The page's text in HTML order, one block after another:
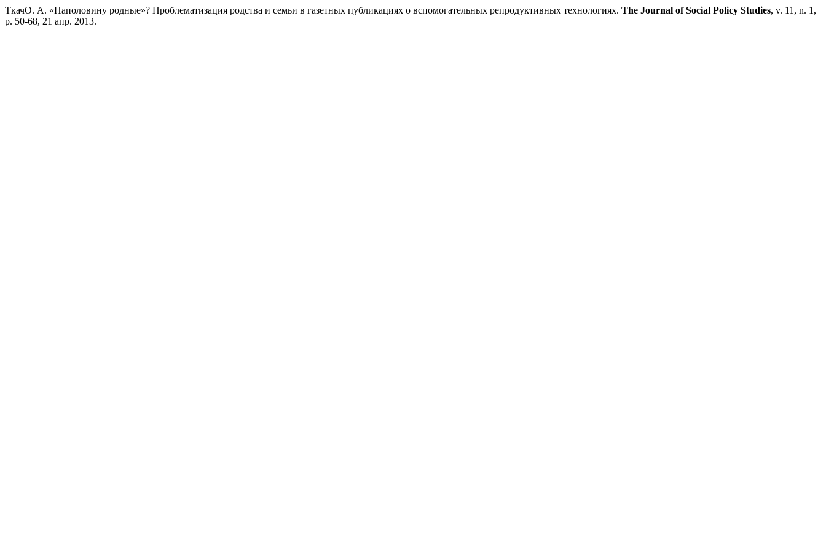
ТкачО. А. «Наполовину родные»? Проблематизация родства и семьи в газетных публикациях о вспомогательных репродуктивных технологиях. The Journal of Social Policy Studies, v. 11, n. 1,
p. 50-68, 21 апр. 2013.